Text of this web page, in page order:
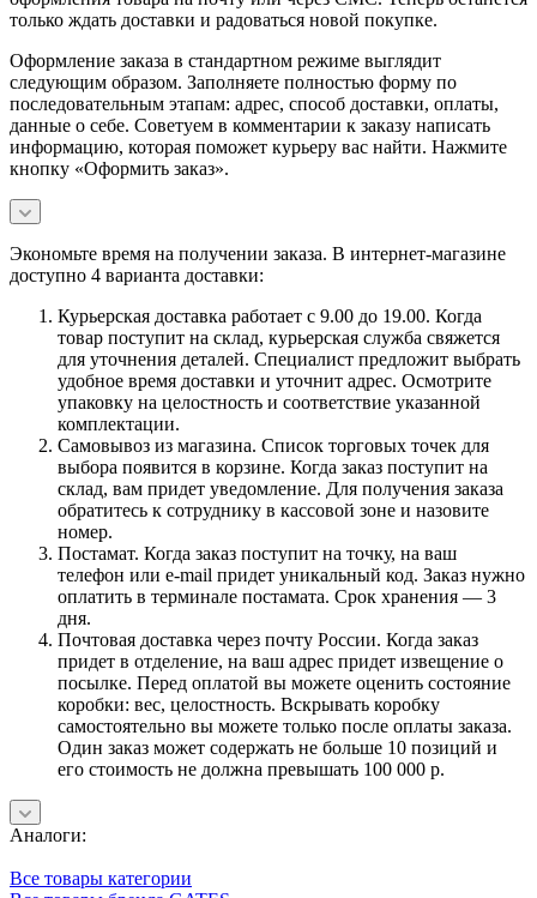
только ждать доставки и радоваться новой покупке.
Оформление заказа в стандартном режиме выглядит
следующим образом. Заполняете полностью форму по
последовательным этапам: адрес, способ доставки, оплаты,
данные о себе. Советуем в комментарии к заказу написать
информацию, которая поможет курьеру вас найти. Нажмите
кнопку «Оформить заказ».
Экономьте время на получении заказа. В интернет-магазине
доступно 4 варианта доставки:
Курьерская доставка работает с 9.00 до 19.00. Когда
товар поступит на склад, курьерская служба свяжется
для уточнения деталей. Специалист предложит выбрать
удобное время доставки и уточнит адрес. Осмотрите
упаковку на целостность и соответствие указанной
комплектации.
Самовывоз из магазина. Список торговых точек для
выбора появится в корзине. Когда заказ поступит на
склад, вам придет уведомление. Для получения заказа
обратитесь к сотруднику в кассовой зоне и назовите
номер.
Постамат. Когда заказ поступит на точку, на ваш
телефон или e-mail придет уникальный код. Заказ нужно
оплатить в терминале постамата. Срок хранения — 3
дня.
Почтовая доставка через почту России. Когда заказ
придет в отделение, на ваш адрес придет извещение о
посылке. Перед оплатой вы можете оценить состояние
коробки: вес, целостность. Вскрывать коробку
самостоятельно вы можете только после оплаты заказа.
Один заказ может содержать не больше 10 позиций и
его стоимость не должна превышать 100 000 р.
Аналоги:
Все товары категории